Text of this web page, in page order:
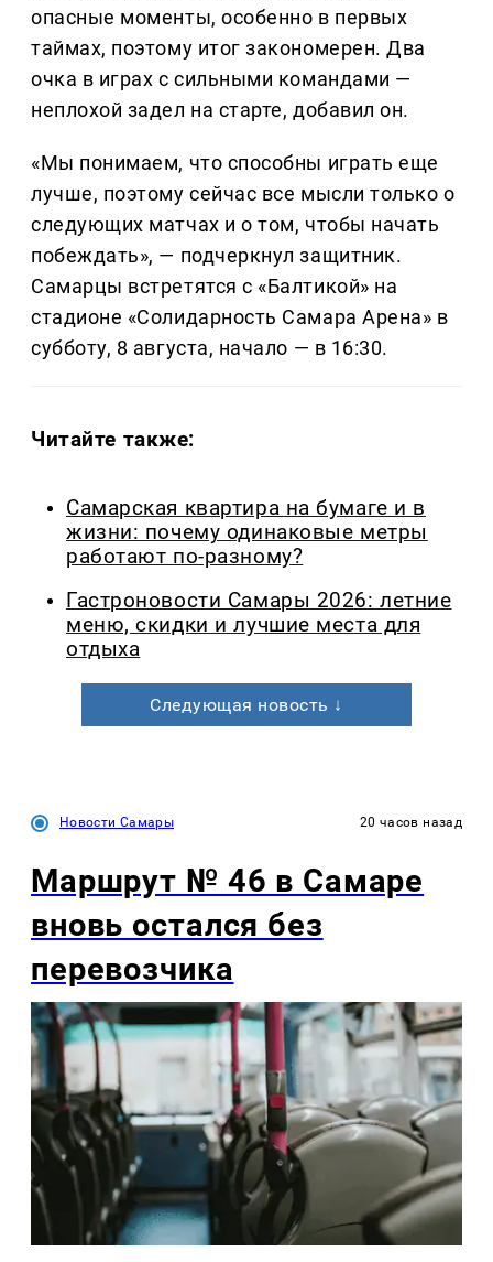
опасные моменты, особенно в первых
таймах, поэтому итог закономерен. Два
очка в играх с сильными командами —
неплохой задел на старте, добавил он.
«Мы понимаем, что способны играть еще
лучше, поэтому сейчас все мысли только о
следующих матчах и о том, чтобы начать
побеждать», — подчеркнул защитник.
Самарцы встретятся с «Балтикой» на
стадионе «Солидарность Самара Арена» в
субботу, 8 августа, начало — в 16:30.
Читайте также:
Самарская квартира на бумаге и в
жизни: почему одинаковые метры
работают по-разному?
Гастроновости Самары 2026: летние
меню, скидки и лучшие места для
отдыха
Следующая новость ↓
Новости Самары 20 часов назад
Маршрут № 46 в Самаре
вновь остался без
перевозчика